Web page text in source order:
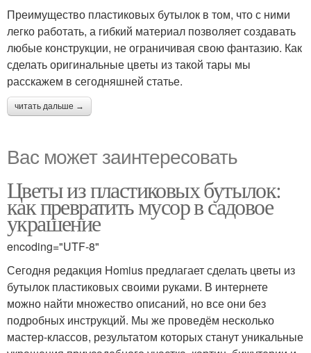
Преимущество пластиковых бутылок в том, что с ними
легко работать, а гибкий материал позволяет создавать
любые конструкции, не ограничивая свою фантазию. Как
сделать оригинальные цветы из такой тары мы
расскажем в сегодняшней статье.
читать дальше →
Вас может заинтересовать
Цветы из пластиковых бутылок:
как превратить мусор в садовое
украшение
encoding="UTF-8"
Сегодня редакция Homius предлагает сделать цветы из
бутылок пластиковых своими руками. В интернете
можно найти множество описаний, но все они без
подробных инструкций. Мы же проведём несколько
мастер-классов, результатом которых станут уникальные